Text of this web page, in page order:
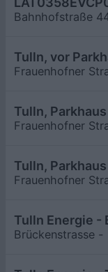
Bahnhofstraße
Tulln, vor
Frauenhofner
Tulln,
Frauenhofner
Tulln,
Frauenhofner
Tulln Energie -
Brückenstrasse -